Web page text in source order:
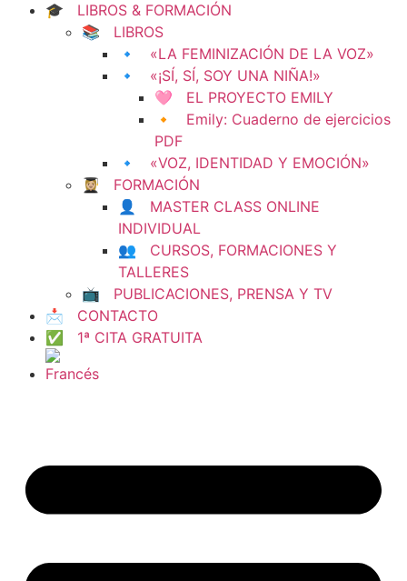
🎓 LIBROS & FORMACIÓN
📚 LIBROS
🔹 «LA FEMINIZACIÓN DE LA VOZ»
🔹 «¡SÍ, SÍ, SOY UNA NIÑA!»
🩷 EL PROYECTO EMILY
🔸 Emily: Cuaderno de ejercicios
PDF
🔹 «VOZ, IDENTIDAD Y EMOCIÓN»
👩🏼‍🎓 FORMACIÓN
👤 MASTER CLASS ONLINE
INDIVIDUAL
👥 CURSOS, FORMACIONES Y
TALLERES
📺 PUBLICACIONES, PRENSA Y TV
📩 CONTACTO
✅ 1ª CITA GRATUITA